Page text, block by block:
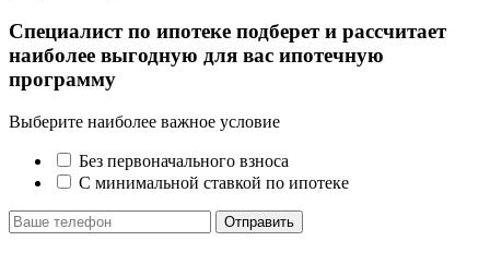
Специалист по ипотеке подберет и рассчитает
наиболее выгодную для вас ипотечную
программу
Выберите наиболее важное условие
Без первоначального взноса
С минимальной ставкой по ипотеке
Отправить